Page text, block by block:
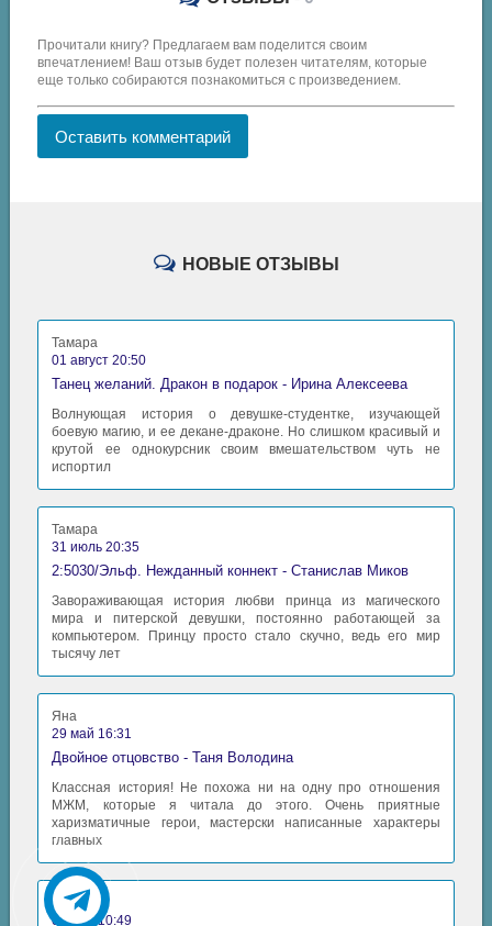
Прочитали книгу? Предлагаем вам поделится своим
впечатлением! Ваш отзыв будет полезен читателям, которые
еще только собираются познакомиться с произведением.
Оставить комментарий
НОВЫЕ ОТЗЫВЫ
Тамара
01 август 20:50
Танец желаний. Дракон в подарок - Ирина Алексеева
Волнующая история о девушке-студентке, изучающей
боевую магию, и ее декане-драконе. Но слишком красивый и
крутой ее однокурсник своим вмешательством чуть не
испортил
Тамара
31 июль 20:35
2:5030/Эльф. Нежданный коннект - Станислав Миков
Завораживающая история любви принца из магического
мира и питерской девушки, постоянно работающей за
компьютером. Принцу просто стало скучно, ведь его мир
тысячу лет
Яна
29 май 16:31
Двойное отцовство - Таня Володина
Классная история! Не похожа ни на одну про отношения
МЖМ, которые я читала до этого. Очень приятные
харизматичные герои, мастерски написанные характеры
главных
Аида
06 май 10:49